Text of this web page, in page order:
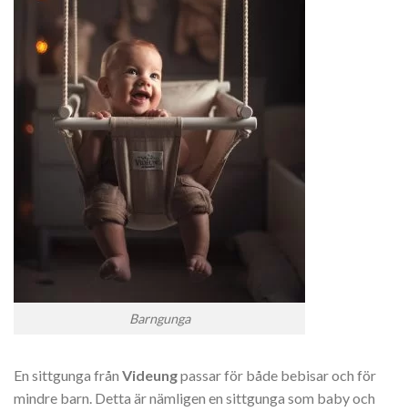
Barngunga
En sittgunga från Videungpassar för både bebisar och för
mindre barn. Detta är nämligen en sittgunga som baby och